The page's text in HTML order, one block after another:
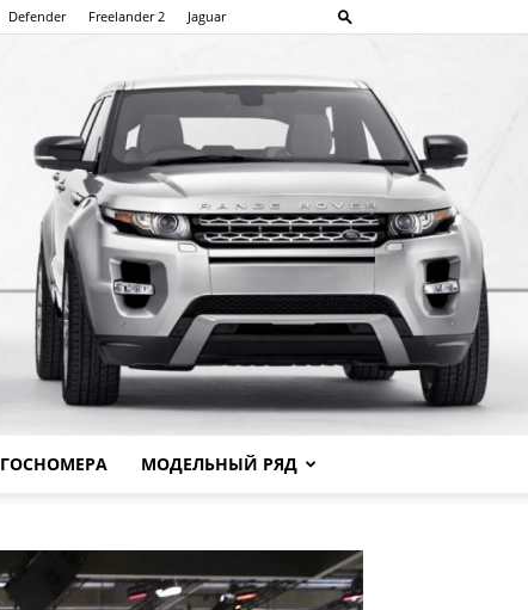
Defender Freelander 2 Jaguar
ГОСНОМЕРА МОДЕЛЬНЫЙ РЯД